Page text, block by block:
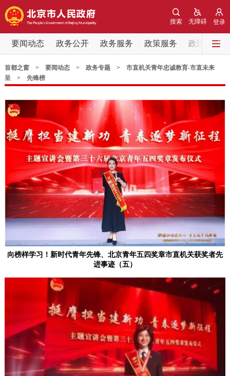
登录
无障碍
搜索
要闻动态 政务公开 政务服务 政策服务 政民互动
要闻动态
党中央精神
会议信息 部门动态
各区热点
政务公开
市领导 机构职能 政策服务
政策兑现 政策解读 回应关切
决策公开 专题公开
个人服务 法人服务 部门服务
便民服务 利企服务 投资项目
中介服务 阳光政务
首都之窗> 要闻动态> 政务专题> 市直机关青年忠诚教育-市直未来
呈> 先锋榜
向榜样学习！新时代青年先锋、北京青年五四奖章市直机关获奖者先
进事迹（五）